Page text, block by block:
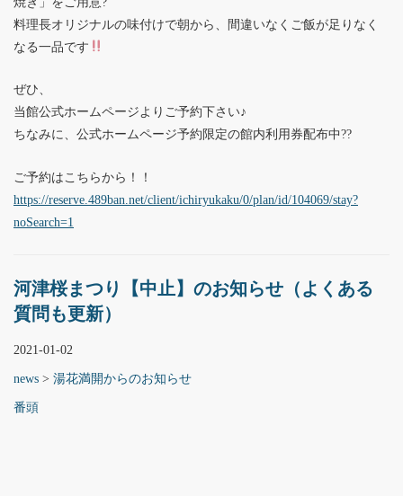
料理長オリジナルの味付けで朝から、間違いなくご飯が足りなく
なる一品です
ぜひ、
当館公式ホームページよりご予約下さい♪
ちなみに、公式ホームページ予約限定の館内利用券配布中??
ご予約はこちらから！！
https://reserve.489ban.net/client/ichiryukaku/0/plan/id/104069/stay?
noSearch=1
河津桜まつり【中止】のお知らせ（よくある
質問も更新）
2021-01-02
news > 湯花満開からのお知らせ
番頭